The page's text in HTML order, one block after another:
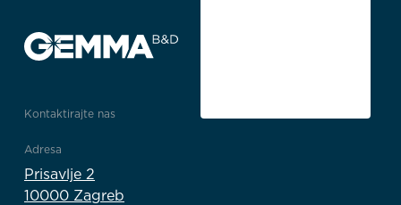
Kontaktirajte nas
Adresa
Prisavlje 2
10000 Zagreb